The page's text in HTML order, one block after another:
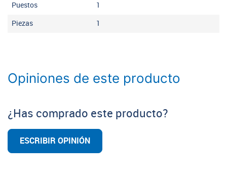
Puestos 1
Piezas 1
Opiniones de este producto
¿Has comprado este producto?
ESCRIBIR OPINIÓN